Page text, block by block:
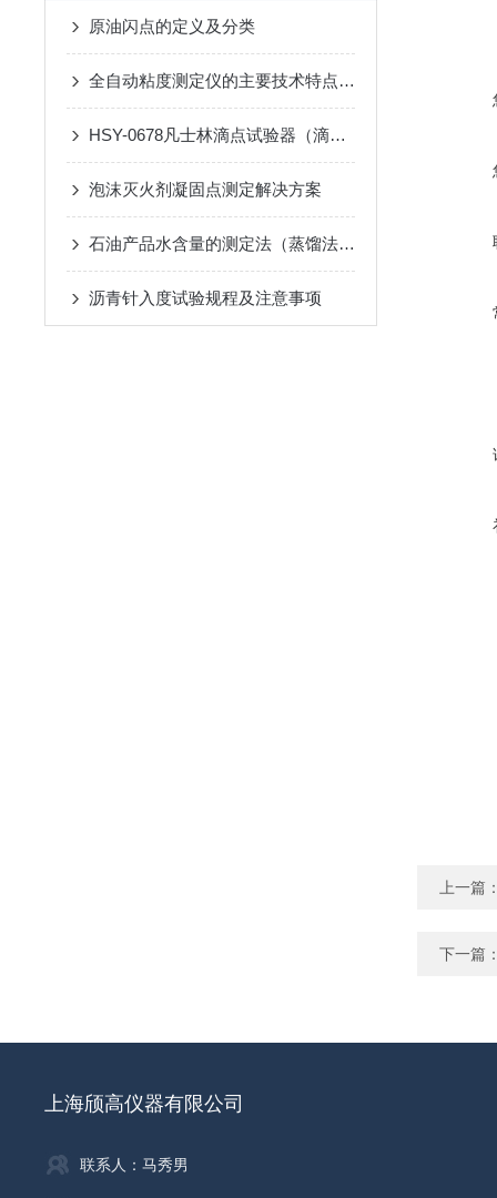
原油闪点的定义及分类
全自动粘度测定仪的主要技术特点是什么
HSY-0678凡士林滴点试验器（滴点计）使用方法步骤有哪些
泡沫灭火剂凝固点测定解决方案
石油产品水含量的测定法（蒸馏法）的内容是什么
沥青针入度试验规程及注意事项
上一篇
下一篇
上海颀高仪器有限公司
联系人：马秀男